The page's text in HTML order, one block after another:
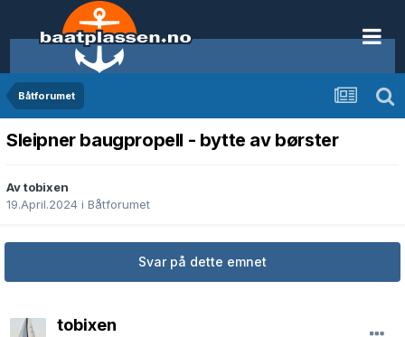
Båtforumet
Sleipner baugpropell - bytte av børster
Av tobixen
19.April.2024 i Båtforumet
Svar på dette emnet
tobixen